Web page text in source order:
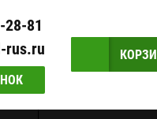
28-81
rus.ru